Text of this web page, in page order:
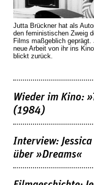
Jutta Brückner hat als
den feministischen Zweig
Films maßgeblich
neue Arbeit von ihr ins
blickt zurück.
Wieder im Kino:
(1984)
Interview:
über »Dreams«